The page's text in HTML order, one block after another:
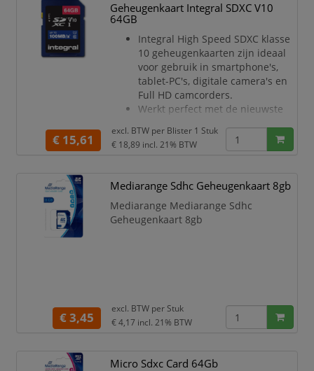
Met de Integral SDHC-XC 32GB
geheugenkaart kun je zonder zorgen
genieten van snelle, betrouwbare
Geheugenkaart Integral SDXC V10
64GB
Integral High Speed SDXC klasse
10 geheugenkaarten zijn ideaal
voor gebruik in smartphone's,
tablet-PC's, digitale camera's en
Full HD camcorders.
Werkt perfect met de nieuwste
camcorders en smartphones.
Zorgen voor vloeiende video
digitale SLR camera's.
Sla meer apps, foto's, muziek,
games en video op uw tablet-PC
en smartphone op dan ooit
€ 15,61
excl. BTW per Blister 1 Stuk
€ 18,89 incl. 21% BTW
Mediarange Sdhc Geheugenkaart 8gb
Mediarange Mediarange Sdhc
Geheugenkaart 8gb
€ 3,45
excl. BTW per Stuk
€ 4,17 incl. 21% BTW
Micro Sdxc Card 64Gb